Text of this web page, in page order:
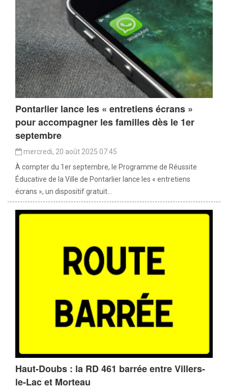
Pontarlier lance les « entretiens écrans »
pour accompagner les familles dès le 1er
septembre
mercredi, 20 août 2025 07:45
À compter du 1er septembre, le Programme de Réussite
Éducative de la Ville de Pontarlier lance les « entretiens
écrans », un dispositif gratuit...
Haut-Doubs : la RD 461 barrée entre Villers-
le-Lac et Morteau